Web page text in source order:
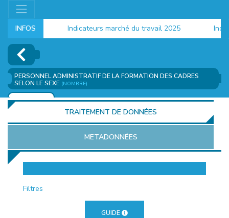
INFOS Indicateurs marché du travail 2025
PERSONNEL ADMINISTRATIF DE LA FORMATION DES CADRES
SELON LE SEXE (NOMBRE)
AJOUTER
TRAITEMENT DE DONNÉES
METADONNÉES
Filtres
GUIDE